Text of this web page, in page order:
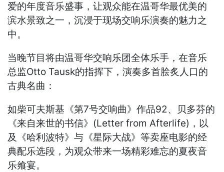
爱的年度音乐盛事，让观众能在温哥华最优美的
滨水景致之一，沉浸于现场交响乐演奏的魅力之
中。
当晚节目将由温哥华交响乐团全体乐手，在音乐
总监Otto Tausk的指挥下，演奏多首脍炙人口的
古典名曲：
如柴可夫斯基《第7号交响曲》作品92、贝多芬的
《来自来世的书信》(Letter from Afterlife)，以
及《哈利波特》与《星际大战》等卖座电影的经
典配乐选段，为观众带来一场精彩难忘的夏夜音
乐飨宴。